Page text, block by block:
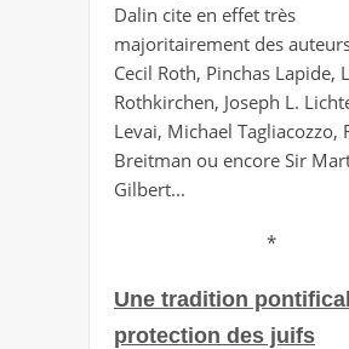
Dalin cite en effet très
majoritairement des
Cecil Roth, Pinchas Lapide,
Rothkirchen, Joseph L.
Levai, Michael Tagliacozzo,
Breitman ou encore Sir
Gilbert...
*
Une tradition
protection des juifs